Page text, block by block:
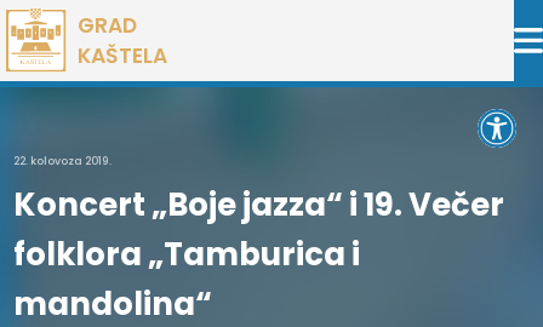
Preskoči
na
sadržaj
GRAD
KAŠTELA
22. kolovoza 2019.
Koncert „Boje jazza“ i 19. Večer
folklora „Tamburica i
mandolina“